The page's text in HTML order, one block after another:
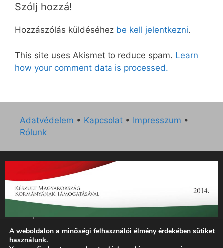
Szólj hozzá!
Hozzászólás küldéséhez be kell jelentkezni.
This site uses Akismet to reduce spam. Learn
how your comment data is processed.
Adatvédelem • Kapcsolat • Impresszum •
Rólunk
„Az Új Ember katolikus hetilap 2014. évi működésének
támogatását az EGYH-KCP-14-P-0121 sz. támogatási
szerződés keretében 3 000 000 Ft összegben támogatta az
A weboldalon a minőségi felhasználói élmény érdekében sütiket
használunk.